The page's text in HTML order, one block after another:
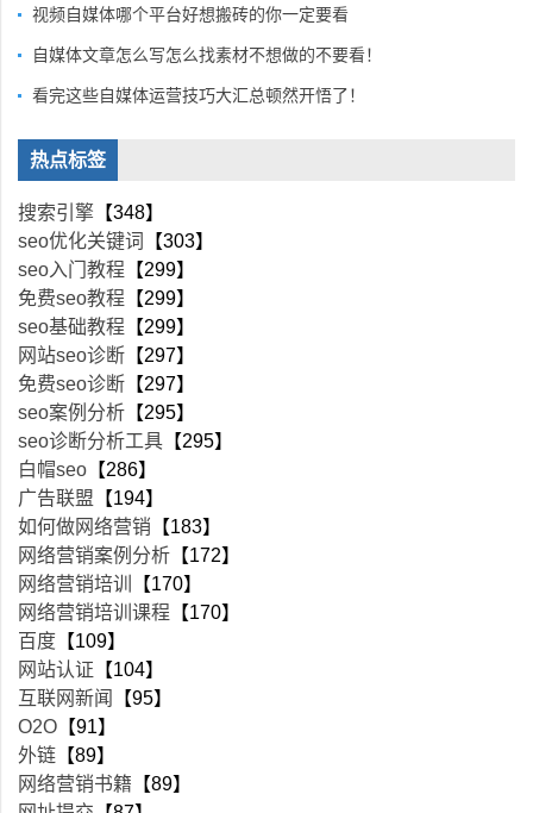
视频自媒体哪个平台好想搬砖的你一定要看
自媒体文章怎么写怎么找素材不想做的不要看！
看完这些自媒体运营技巧大汇总顿然开悟了！
热点标签
搜索引擎 【348】
seo优化关键词
【303】
seo入门教程 【299】
免费seo教程 【299】
seo基础教程 【299】
网站seo诊断 【297】
免费seo诊断 【297】
seo案例分析 【295】
seo诊断分析工具 【295】
白帽seo 【286】
广告联盟 【194】
如何做网络营销 【183】
网络营销案例分析 【172】
网络营销培训
【170】
网络营销培训课程 【170】
百度 【109】
网站认证 【104】
互联网新闻
【95】
O2O 【91】
外链 【89】
网络营销书籍 【89】